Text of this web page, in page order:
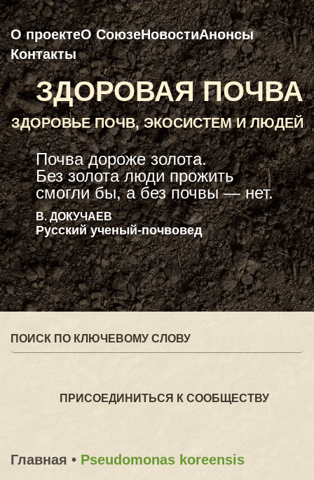
О проектеО СоюзеНовостиАнонсы
Контакты
ЗДОРОВАЯ ПОЧВА
ЗДОРОВЬЕ ПОЧВ, ЭКОСИСТЕМ И ЛЮДЕЙ
Почва дороже золота.
Без золота люди прожить
смогли бы, а без почвы — нет.
В. ДОКУЧАЕВ
Русский ученый-почвовед
ПРИСОЕДИНИТЬСЯ К СООБЩЕСТВУ
Главная • Pseudomonas koreensis